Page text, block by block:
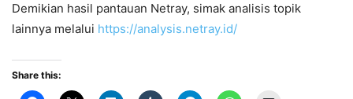
Demikian hasil pantauan Netray, simak analisis topik
lainnya melalui https://analysis.netray.id/
Share this: